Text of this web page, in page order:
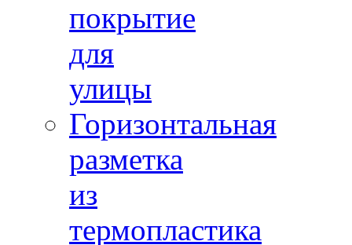
покрытие
для
улицы
Горизонтальная
разметка
из
термопластика